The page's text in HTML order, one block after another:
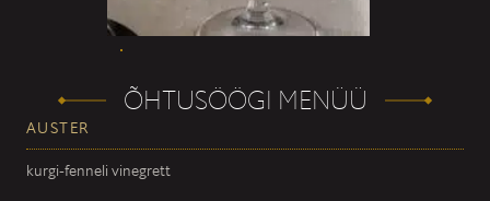
ÕHTUSÖÖGI MENÜÜ
AUSTER
kurgi-fenneli vinegrett